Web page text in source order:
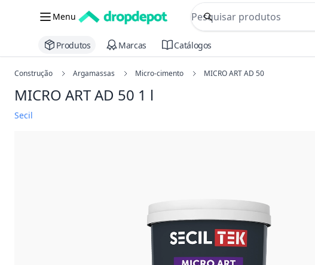
Menu
commerce search no header
Procurar
Produtos Marcas Catálogos
Construção Argamassas Micro-cimento MICRO ART AD 50
MICRO ART AD 50 1 l
Secil